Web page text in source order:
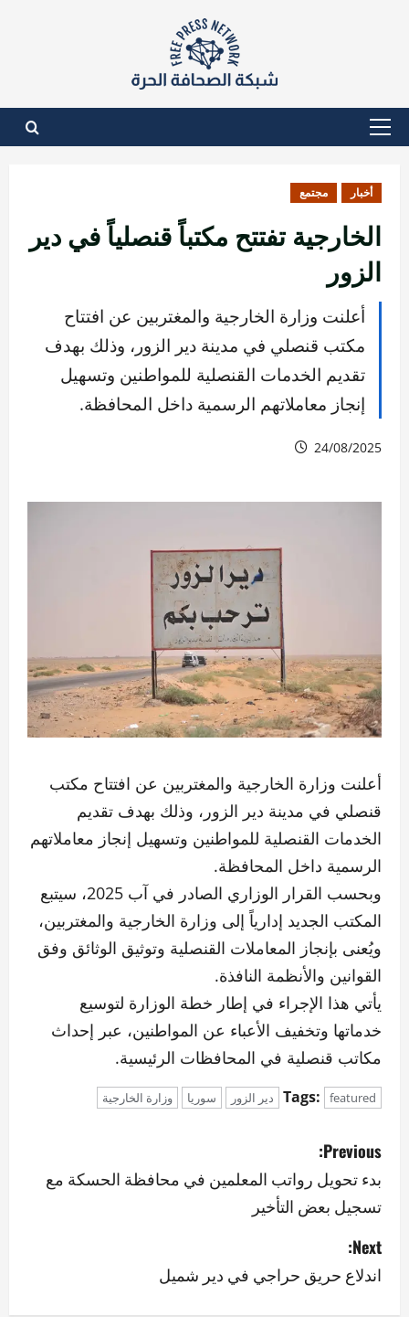
القائمة
أخبار مجتمع
الخارجية تفتتح مكتباً قنصلياً في دير
الزور
أعلنت وزارة الخارجية والمغتربين عن افتتاح
مكتب قنصلي في مدينة دير الزور، وذلك بهدف
تقديم الخدمات القنصلية للمواطنين وتسهيل
إنجاز معاملاتهم الرسمية داخل المحافظة.
24/08/2025
أعلنت وزارة الخارجية والمغتربين عن افتتاح مكتب
قنصلي في مدينة دير الزور، وذلك بهدف تقديم
الخدمات القنصلية للمواطنين وتسهيل إنجاز معاملاتهم
الرسمية داخل المحافظة.
وبحسب القرار الوزاري الصادر في آب 2025، سيتبع
المكتب الجديد إدارياً إلى وزارة الخارجية والمغتربين،
ويُعنى بإنجاز المعاملات القنصلية وتوثيق الوثائق وفق
القوانين والأنظمة النافذة.
يأتي هذا الإجراء في إطار خطة الوزارة لتوسيع
خدماتها وتخفيف الأعباء عن المواطنين، عبر إحداث
مكاتب قنصلية في المحافظات الرئيسية.
Tags: featured دير الزور سوريا وزارة الخارجية
P
o
s
t
n
Previous:
بدء تحويل رواتب المعلمين في محافظة الحسكة مع
تسجيل بعض التأخير
Next:
اندلاع حريق حراجي في دير شميل